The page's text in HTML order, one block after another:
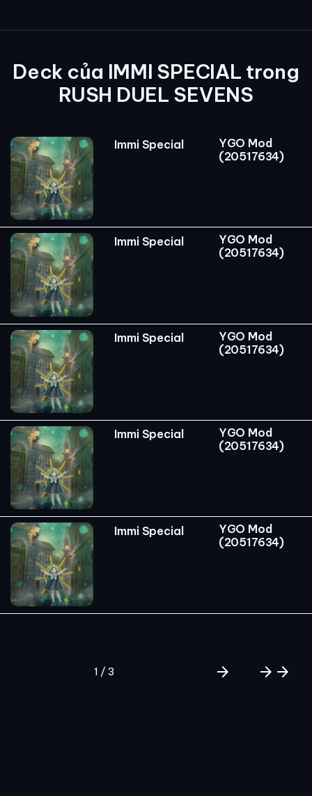
Deck của IMMI SPECIAL trong
RUSH DUEL SEVENS
Immi Special
YGO Mod
(20517634)
Immi Special
YGO Mod
(20517634)
Immi Special
YGO Mod
(20517634)
Immi Special
YGO Mod
(20517634)
Immi Special
YGO Mod
(20517634)
1 / 3 arrow_forward arrow_forward arrow_forward